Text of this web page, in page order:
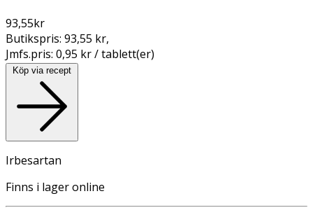
93,55kr
Butikspris: 93,55 kr,
Jmfs.pris: 0,95 kr / tablett(er)
Köp via recept
Irbesartan
Finns i lager online